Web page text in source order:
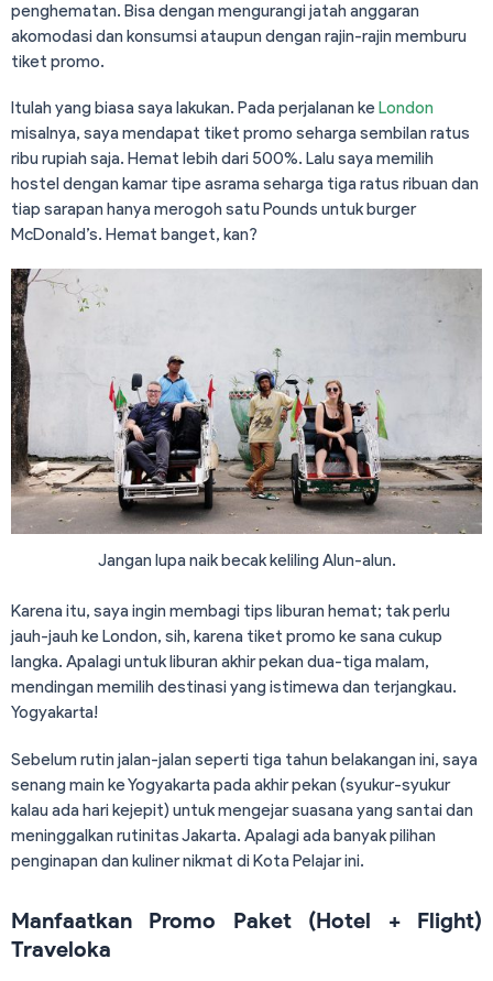
penghematan. Bisa dengan mengurangi jatah anggaran
akomodasi dan konsumsi ataupun dengan rajin-rajin memburu
tiket promo.
Itulah yang biasa saya lakukan. Pada perjalanan keLondon
misalnya, saya mendapat tiket promo seharga sembilan ratus
ribu rupiah saja. Hemat lebih dari 500%. Lalu saya memilih
hostel dengan kamar tipe asrama seharga tiga ratus ribuan dan
tiap sarapan hanya merogoh satu Pounds untuk burger
McDonald’s. Hemat banget, kan?
Jangan lupa naik becak keliling Alun-alun.
Karena itu, saya ingin membagi tips liburan hemat; tak perlu
jauh-jauh ke London, sih, karena tiket promo ke sana cukup
langka. Apalagi untuk liburan akhir pekan dua-tiga malam,
mendingan memilih destinasi yang istimewa dan terjangkau.
Yogyakarta!
Sebelum rutin jalan-jalan seperti tiga tahun belakangan ini, saya
senang main ke Yogyakarta pada akhir pekan (syukur-syukur
kalau ada hari kejepit) untuk mengejar suasana yang santai dan
meninggalkan rutinitas Jakarta. Apalagi ada banyak pilihan
penginapan dan kuliner nikmat di Kota Pelajar ini.
Manfaatkan Promo Paket (Hotel + Flight)
Traveloka